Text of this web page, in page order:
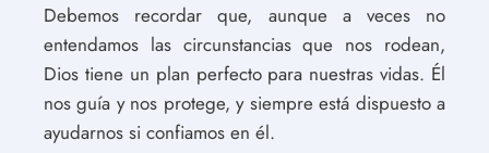
Debemos recordar que, aunque a veces no
entendamos las circunstancias que nos rodean,
Dios tiene un plan perfecto para nuestras vidas. Él
nos guía y nos protege, y siempre está dispuesto a
ayudarnos si confiamos en él.